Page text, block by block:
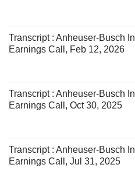
Transcript : Anheuser-Busch
Earnings Call, Feb 12, 2026
Transcript : Anheuser-Busch
Earnings Call, Oct 30, 2025
Transcript : Anheuser-Busch
Earnings Call, Jul 31, 2025